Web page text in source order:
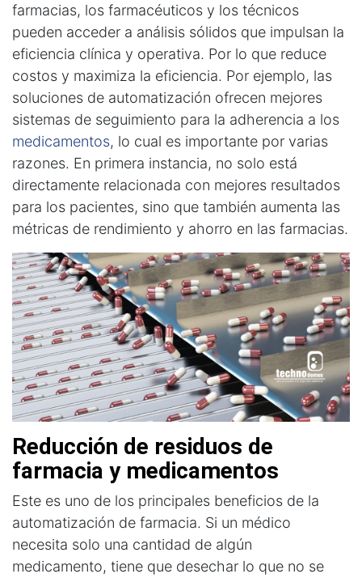
farmacias, los farmacéuticos y los técnicos
pueden acceder a análisis sólidos que impulsan la
eficiencia clínica y operativa. Por lo que reduce
costos y maximiza la eficiencia. Por ejemplo, las
soluciones de automatización ofrecen mejores
sistemas de seguimiento para la adherencia a los
medicamentos, lo cual es importante por varias
razones. En primera instancia, no solo está
directamente relacionada con mejores resultados
para los pacientes, sino que también aumenta las
métricas de rendimiento y ahorro en las farmacias.
Reducción de residuos de
farmacia y medicamentos
Este es uno de los principales beneficios de la
automatización de farmacia. Si un médico
necesita solo una cantidad de algún
medicamento, tiene que desechar lo que no se